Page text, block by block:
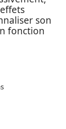
son
fonction